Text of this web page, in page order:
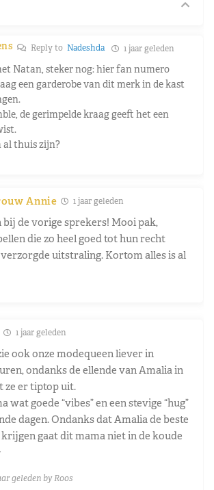
Reply to Nadeshda 1 jaar geleden
Natan, steker nog: hier fan numero
een garderobe van dit merk in de kast
de gerimpelde kraag geeft het een
al thuis zijn?
Annie 1 jaar geleden
bij de vorige sprekers! Mooi pak,
die zo heel goed tot hun recht
uitstraling. Kortom alles is al
1 jaar geleden
ook onze modequeen liever in
ondanks de ellende van Amalia in
ze er tiptop uit.
wat goede “vibes” en een stevige “hug”
dagen. Ondanks dat Amalia de beste
gaat dit mama niet in de koude
geleden by Roos